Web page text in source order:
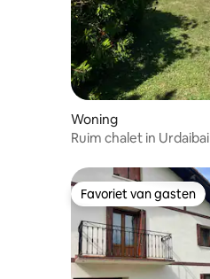
Woning
Ruim chalet in Urdaibai
Favoriet van gasten
Favoriet van gasten